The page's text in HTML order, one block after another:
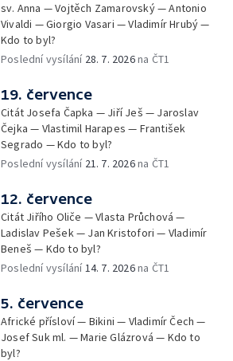
sv. Anna — Vojtěch Zamarovský — Antonio
Vivaldi — Giorgio Vasari — Vladimír Hrubý —
Kdo to byl?
Poslední vysílání 28. 7. 2026na ČT1
19. července
Citát Josefa Čapka — Jiří Ješ — Jaroslav
Čejka — Vlastimil Harapes — František
Segrado — Kdo to byl?
Poslední vysílání 21. 7. 2026na ČT1
12. července
Citát Jiřího Oliče — Vlasta Průchová —
Ladislav Pešek — Jan Kristofori — Vladimír
Beneš — Kdo to byl?
Poslední vysílání14. 7. 2026na ČT1
5. července
Africké přísloví — Bikini — Vladimír Čech —
Josef Suk ml. — Marie Glázrová — Kdo to
byl?